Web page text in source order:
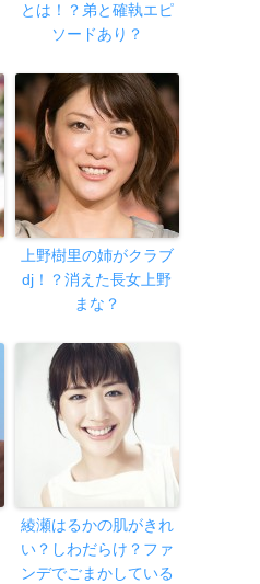
とは！？弟と確執エピ
ソードあり？
上野樹里の姉がクラブ
dj！？消えた長女上野
まな？
綾瀬はるかの肌がきれ
い？しわだらけ？ファ
ンデでごまかしている